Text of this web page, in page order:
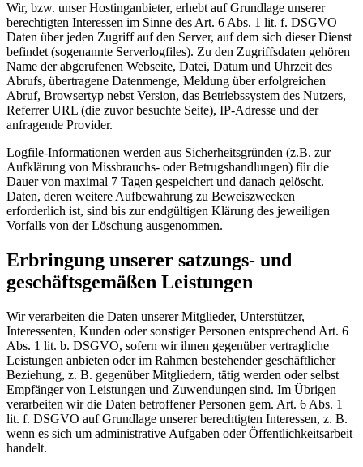
Wir, bzw. unser Hostinganbieter, erhebt auf Grundlage unserer
berechtigten Interessen im Sinne des Art. 6 Abs. 1 lit. f. DSGVO
Daten über jeden Zugriff auf den Server, auf dem sich dieser Dienst
befindet (sogenannte Serverlogfiles). Zu den Zugriffsdaten gehören
Name der abgerufenen Webseite, Datei, Datum und Uhrzeit des
Abrufs, übertragene Datenmenge, Meldung über erfolgreichen
Abruf, Browsertyp nebst Version, das Betriebssystem des Nutzers,
Referrer URL (die zuvor besuchte Seite), IP-Adresse und der
anfragende Provider.
Logfile-Informationen werden aus Sicherheitsgründen (z.B. zur
Aufklärung von Missbrauchs- oder Betrugshandlungen) für die
Dauer von maximal 7 Tagen gespeichert und danach gelöscht.
Daten, deren weitere Aufbewahrung zu Beweiszwecken
erforderlich ist, sind bis zur endgültigen Klärung des jeweiligen
Vorfalls von der Löschung ausgenommen.
Erbringung unserer satzungs- und
geschäftsgemäßen Leistungen
Wir verarbeiten die Daten unserer Mitglieder, Unterstützer,
Interessenten, Kunden oder sonstiger Personen entsprechend Art. 6
Abs. 1 lit. b. DSGVO, sofern wir ihnen gegenüber vertragliche
Leistungen anbieten oder im Rahmen bestehender geschäftlicher
Beziehung, z. B. gegenüber Mitgliedern, tätig werden oder selbst
Empfänger von Leistungen und Zuwendungen sind. Im Übrigen
verarbeiten wir die Daten betroffener Personen gem. Art. 6 Abs. 1
lit. f. DSGVO auf Grundlage unserer berechtigten Interessen, z. B.
wenn es sich um administrative Aufgaben oder Öffentlichkeitsarbeit
handelt.